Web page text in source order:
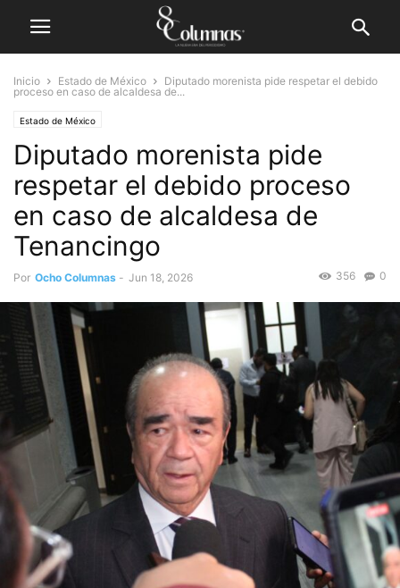
Inicio Estado de México
Diputado morenista pide respetar el debido
proceso en caso de alcaldesa de...
Estado de México
Diputado morenista pide
respetar el debido proceso
en caso de alcaldesa de
Tenancingo
Por Ocho Columnas - Jun 18, 2026 0
356